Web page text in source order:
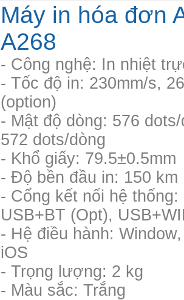
Máy in hóa đơn
A268
- Công nghệ: In nhiệt
- Tốc độ in: 230mm/s,
(option)
- Mật độ dòng: 576
572 dots/dòng
- Khổ giấy: 79.5±0.5mm
- Độ bền đầu in: 150 km
- Cổng kết nối hệ thống:
USB+BT (Opt),
- Hệ điều hành:
iOS
- Trọng lượng: 2 kg
- Màu sắc: Trắng